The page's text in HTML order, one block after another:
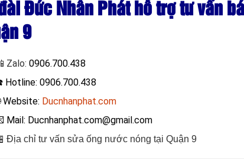
Đức Nhân Phát hỗ trợ tư vấn
9
Zalo: 0906.700.438
Hotline: 0906.700.438
Website: Ducnhanphat.com
Mail: Ducnhanphat.com@gmail.com
Địa chỉ tư vấn sửa ống nước nóng tại Quận 9